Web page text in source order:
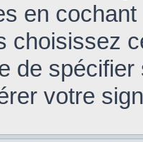
en
choisissez
de
votre